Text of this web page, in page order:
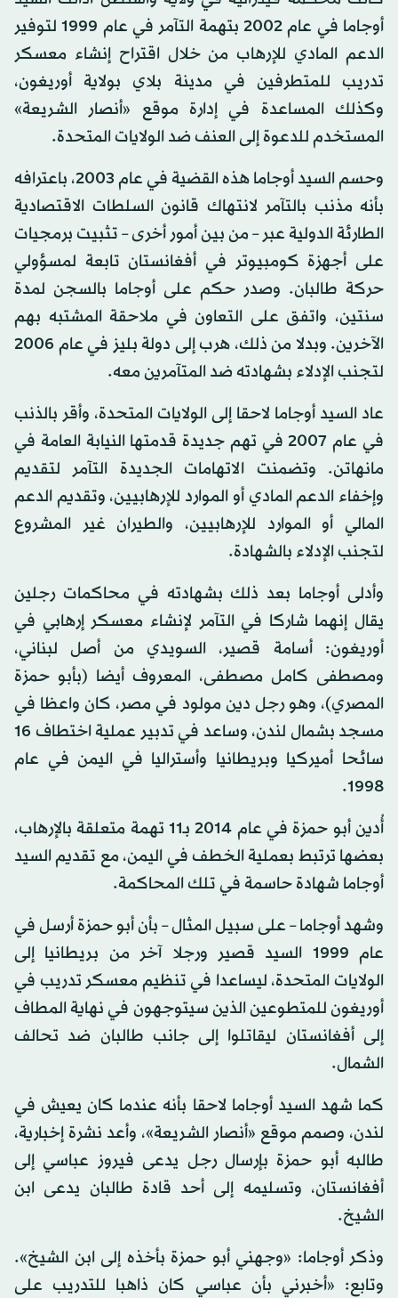
أوجاما في عام 2002 بتهمة التآمر في عام 1999 لتوفير
الدعم المادي للإرهاب من خلال اقتراح إنشاء معسكر
تدريب للمتطرفين في مدينة بلاي بولاية أوريغون،
وكذلك المساعدة في إدارة موقع «أنصار الشريعة»
المستخدم للدعوة إلى العنف ضد الولايات المتحدة.
وحسم السيد أوجاما هذه القضية في عام 2003، باعترافه
بأنه مذنب بالتآمر لانتهاك قانون السلطات الاقتصادية
الطارئة الدولية عبر – من بين أمور أخرى – تثبيت برمجيات
على أجهزة كومبيوتر في أفغانستان تابعة لمسؤولي
حركة طالبان. وصدر حكم على أوجاما بالسجن لمدة
سنتين، واتفق على التعاون في ملاحقة المشتبه بهم
الآخرين. وبدلا من ذلك، هرب إلى دولة بليز في عام 2006
لتجنب الإدلاء بشهادته ضد المتآمرين معه.
عاد السيد أوجاما لاحقا إلى الولايات المتحدة، وأقر بالذنب
في عام 2007 في تهم جديدة قدمتها النيابة العامة في
مانهاتن. وتضمنت الاتهامات الجديدة التآمر لتقديم
وإخفاء الدعم المادي أو الموارد للإرهابيين، وتقديم الدعم
المالي أو الموارد للإرهابيين، والطيران غير المشروع
لتجنب الإدلاء بالشهادة.
وأدلى أوجاما بعد ذلك بشهادته في محاكمات رجلين
يقال إنهما شاركا في التآمر لإنشاء معسكر إرهابي في
أوريغون: أسامة قصير، السويدي من أصل لبناني،
ومصطفى كامل مصطفى، المعروف أيضا (بأبو حمزة
المصري)، وهو رجل دين مولود في مصر، كان واعظا في
مسجد بشمال لندن، وساعد في تدبير عملية اختطاف 16
سائحا أميركيا وبريطانيا وأستراليا في اليمن في عام
1998.
أُدين أبو حمزة في عام 2014 بـ11 تهمة متعلقة بالإرهاب،
بعضها ترتبط بعملية الخطف في اليمن، مع تقديم السيد
أوجاما شهادة حاسمة في تلك المحاكمة.
وشهد أوجاما – على سبيل المثال – بأن أبو حمزة أرسل في
عام 1999 السيد قصير ورجلا آخر من بريطانيا إلى
الولايات المتحدة، ليساعدا في تنظيم معسكر تدريب في
أوريغون للمتطوعين الذين سيتوجهون في نهاية المطاف
إلى أفغانستان ليقاتلوا إلى جانب طالبان ضد تحالف
الشمال.
كما شهد السيد أوجاما لاحقا بأنه عندما كان يعيش في
لندن، وصمم موقع «أنصار الشريعة»، وأعد نشرة إخبارية،
طالبه أبو حمزة بإرسال رجل يدعى فيروز عباسي إلى
أفغانستان، وتسليمه إلى أحد قادة طالبان يدعى ابن
الشيخ.
وذكر أوجاما: «وجهني أبو حمزة بأخذه إلى ابن الشيخ».
وتابع: «أخبرني بأن عباسي كان ذاهبا للتدريب على